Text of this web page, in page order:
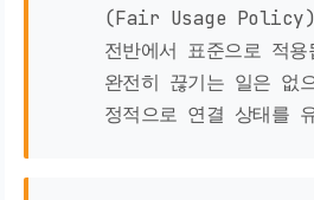
(Fair Usage Policy)
전반에서 표준으로 적
완전히 끊기는 일은 없
정적으로 연결 상태를